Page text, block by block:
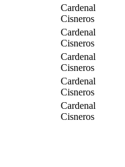
Cardenal
Cisneros
Cardenal
Cisneros
Cardenal
Cisneros
Cardenal
Cisneros
Cardenal
Cisneros